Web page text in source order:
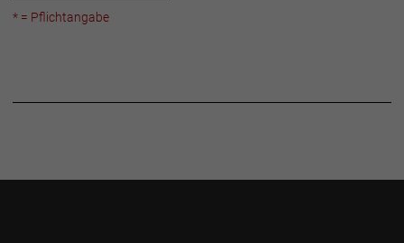
* = Pflichtangabe